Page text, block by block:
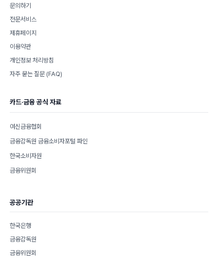
문의하기
전문서비스
제휴페이지
이용약관
개인정보 처리방침
자주 묻는 질문 (FAQ)
카드·금융 공식 자료
여신금융협회
금융감독원 금융소비자포털 파인
한국소비자원
금융위원회
공공기관
한국은행
금융감독원
금융위원회